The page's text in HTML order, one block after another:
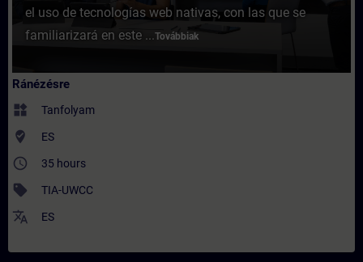
el uso de tecnologías web nativas, con las que se
familiarizará en este ...Továbbiak
Ránézésre
widgets Tanfolyam
where_to_vote ES
access_time 35 hours
sell TIA-UWCC
translate ES